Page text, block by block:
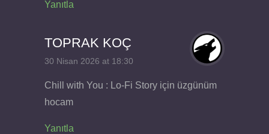
Yanıtla
TOPRAK KOÇ
30 Nisan 2026 at 18:30
Chill with You : Lo-Fi Story için üzgünüm
hocam
Yanıtla